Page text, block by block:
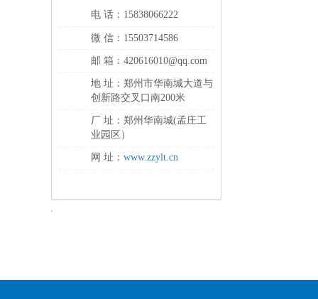
电 话：15838066222
微 信：15503714586
邮 箱：420616010@qq.com
地 址：郑州市华南城大道与
创新路交叉口南200米
厂 址：郑州华南城(孟庄工
业园区）
网 址： www.zzylt.cn